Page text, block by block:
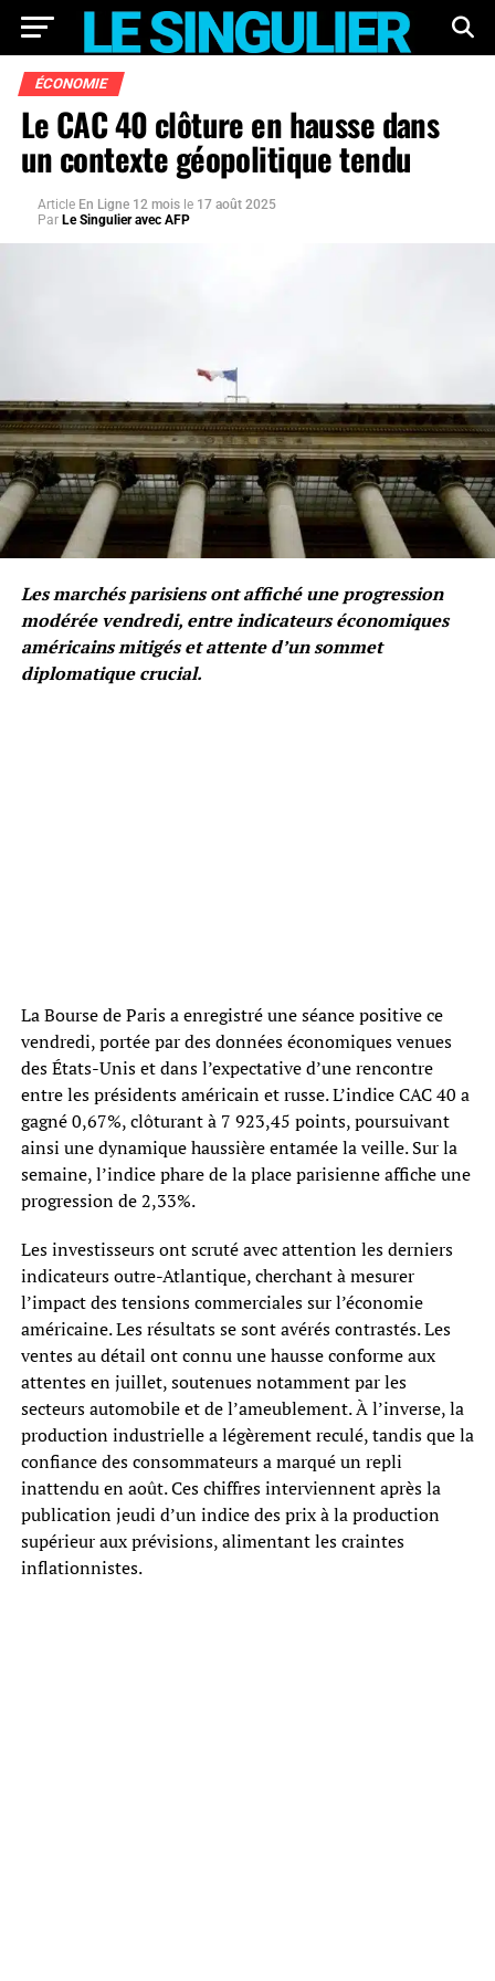
ÉCONOMIE
Le CAC 40 clôture en hausse dans
un contexte géopolitique tendu
Article En Ligne 12 mois le 17 août 2025
Par Le Singulier avec AFP
Les marchés parisiens ont affiché une progression
modérée vendredi, entre indicateurs économiques
américains mitigés et attente d’un sommet
diplomatique crucial.
La Bourse de Paris a enregistré une séance positive ce
vendredi, portée par des données économiques venues
des États-Unis et dans l’expectative d’une rencontre
entre les présidents américain et russe. L’indice CAC 40 a
gagné 0,67%, clôturant à 7 923,45 points, poursuivant
ainsi une dynamique haussière entamée la veille. Sur la
semaine, l’indice phare de la place parisienne affiche une
progression de 2,33%.
Les investisseurs ont scruté avec attention les derniers
indicateurs outre-Atlantique, cherchant à mesurer
l’impact des tensions commerciales sur l’économie
américaine. Les résultats se sont avérés contrastés. Les
ventes au détail ont connu une hausse conforme aux
attentes en juillet, soutenues notamment par les
secteurs automobile et de l’ameublement. À l’inverse, la
production industrielle a légèrement reculé, tandis que la
confiance des consommateurs a marqué un repli
inattendu en août. Ces chiffres interviennent après la
publication jeudi d’un indice des prix à la production
supérieur aux prévisions, alimentant les craintes
inflationnistes.